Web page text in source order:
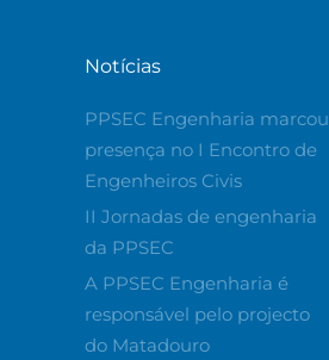
Notícias
PPSEC Engenharia marcou
presença no I Encontro de
Engenheiros Civis
II Jornadas de engenharia
da PPSEC
A PPSEC Engenharia é
responsável pelo projecto
do Matadouro